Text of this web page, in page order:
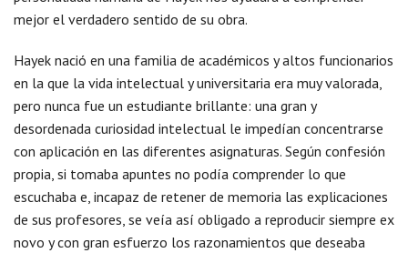
mejor el verdadero sentido de su obra.
Hayek nació en una familia de académicos y altos funcionarios
en la que la vida intelectual y universitaria era muy valorada,
pero nunca fue un estudiante brillante: una gran y
desordenada curiosidad intelectual le impedían concentrarse
con aplicación en las diferentes asignaturas. Según confesión
propia, si tomaba apuntes no podía comprender lo que
escuchaba e, incapaz de retener de memoria las explicaciones
de sus profesores, se veía así obligado a reproducir siempre ex
novo y con gran esfuerzo los razonamientos que deseaba